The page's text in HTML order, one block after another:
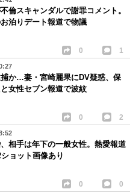
倫スキャンダルで謝罪コメント。
泊りデート報道で物議
0 1
か…妻・宮崎麗果にDV疑惑、保
女性セブン報道で波紋
0 2
相手は年下の一般女性。熱愛報道
ョット画像あり
0 0